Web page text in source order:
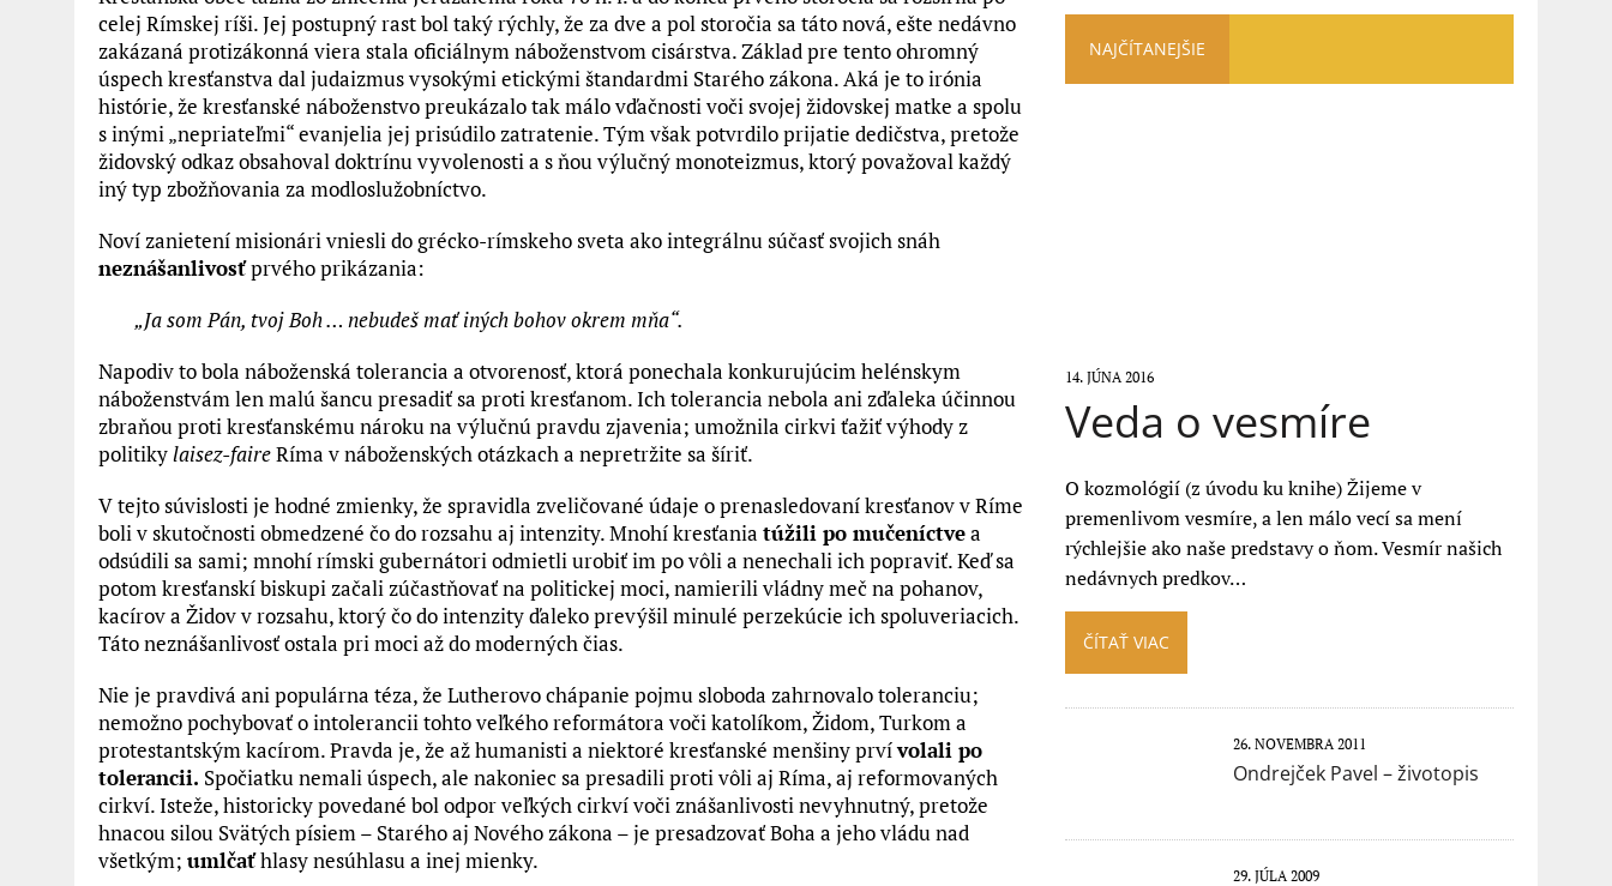
celej Rímskej ríši. Jej postupný rast bol taký rýchly, že za dve a pol storočia sa táto nová, ešte nedávno
zakázaná protizákonná viera stala oficiálnym náboženstvom cisárstva. Základ pre tento ohromný
úspech kresťanstva dal judaizmus vysokými etickými štandardmi Starého zákona. Aká je to irónia
histórie, že kresťanské náboženstvo preukázalo tak málo vďačnosti voči svojej židovskej matke a spolu
s inými „nepriateľmi“ evanjelia jej prisúdilo zatratenie. Tým však potvrdilo prijatie dedičstva, pretože
židovský odkaz obsahoval doktrínu vyvolenosti a s ňou výlučný monoteizmus, ktorý považoval každý
iný typ zbožňovania za modloslužobníctvo.
Noví zanietení misionári vniesli do grécko-rímskeho sveta ako integrálnu súčasť svojich snáh
neznášanlivosťprvého prikázania:
„Ja som Pán, tvoj Boh … nebudeš mať iných bohov okrem mňa“.
Napodiv to bola náboženská tolerancia a otvorenosť, ktorá ponechala konkurujúcim helénskym
náboženstvám len malú šancu presadiť sa proti kresťanom. Ich tolerancia nebola ani zďaleka účinnou
zbraňou proti kresťanskému nároku na výlučnú pravdu zjavenia; umožnila cirkvi ťažiť výhody z
politikylaisez-faireRíma v náboženských otázkach a nepretržite sa šíriť.
V tejto súvislosti je hodné zmienky, že spravidla zveličované údaje o prenasledovaní kresťanov v Ríme
boli v skutočnosti obmedzené čo do rozsahu aj intenzity. Mnohí kresťania túžili po mučeníctvea
odsúdili sa sami; mnohí rímski gubernátori odmietli urobiť im po vôli a nenechali ich popraviť. Keď sa
potom kresťanskí biskupi začali zúčastňovať na politickej moci, namierili vládny meč na pohanov,
kacírov a Židov v rozsahu, ktorý čo do intenzity ďaleko prevýšil minulé perzekúcie ich spoluveriacich.
Táto neznášanlivosť ostala pri moci až do moderných čias.
Nie je pravdivá ani populárna téza, že Lutherovo chápanie pojmu sloboda zahrnovalo toleranciu;
nemožno pochybovať o intolerancii tohto veľkého reformátora voči katolíkom, Židom, Turkom a
protestantským kacírom. Pravda je, že až humanisti a niektoré kresťanské menšiny prvívolali po
tolerancii. Spočiatku nemali úspech, ale nakoniec sa presadili proti vôli aj Ríma, aj reformovaných
cirkví. Isteže, historicky povedané bol odpor veľkých cirkví voči znášanlivosti nevyhnutný, pretože
hnacou silou Svätých písiem – Starého aj Nového zákona – je presadzovať Boha a jeho vládu nad
všetkým; umlčaťhlasy nesúhlasu a inej mienky.
NAJČÍTANEJŠIE
14. JÚNA 2016
Veda o vesmíre
O kozmológií (z úvodu ku knihe) Žijeme v
premenlivom vesmíre, a len málo vecí sa mení
rýchlejšie ako naše predstavy o ňom. Vesmír našich
nedávnych predkov…
ČÍTAŤ VIAC
26. NOVEMBRA 2011
Ondrejček Pavel – životopis
29. JÚLA 2009